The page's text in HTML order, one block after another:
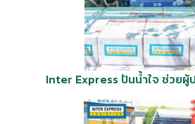
Inter Express ปันน้ำใจ ช่วย